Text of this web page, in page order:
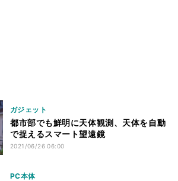
ガジェット
都市部でも鮮明に天体観測、天体を自動
で捉えるスマート望遠鏡
2021/06/26 06:00
PC本体